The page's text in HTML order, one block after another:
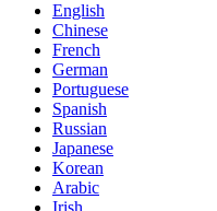
English
Chinese
French
German
Portuguese
Spanish
Russian
Japanese
Korean
Arabic